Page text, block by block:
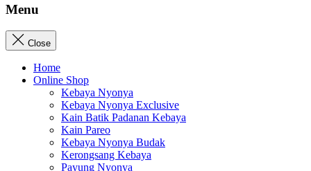
Menu
Close
Home
Online Shop
Kebaya Nyonya
Kebaya Nyonya Exclusive
Kain Batik Padanan Kebaya
Kain Pareo
Kebaya Nyonya Budak
Kerongsang Kebaya
Payung Nyonya